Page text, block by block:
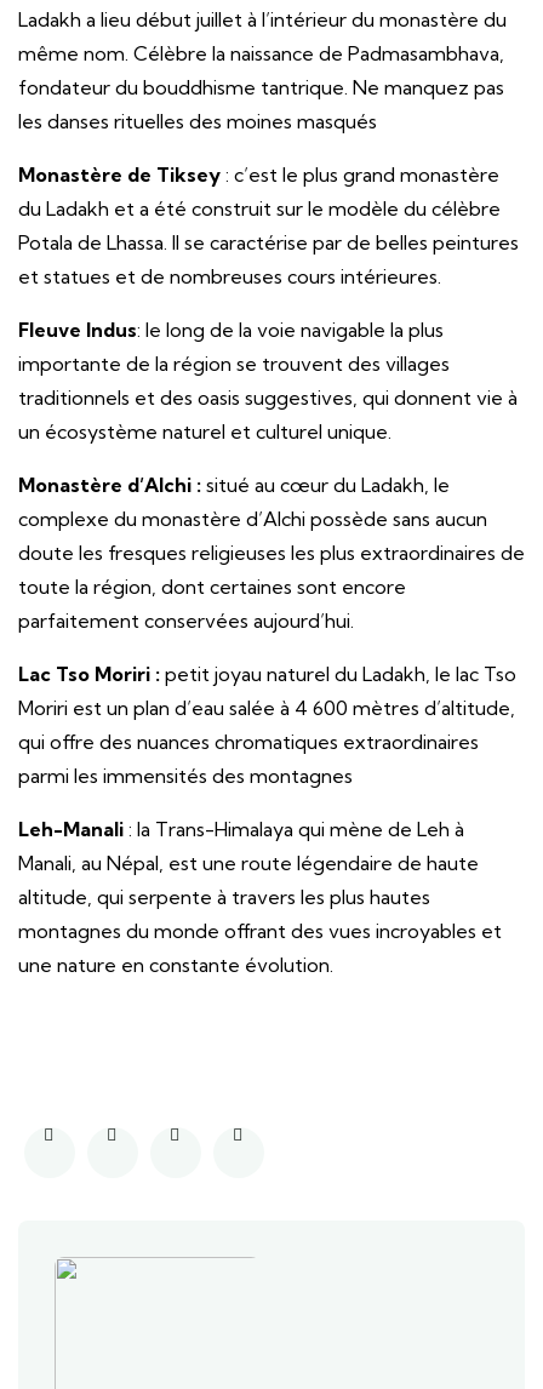
Ladakh a lieu début juillet à l’intérieur du monastère du
même nom. Célèbre la naissance de Padmasambhava,
fondateur du bouddhisme tantrique. Ne manquez pas
les danses rituelles des moines masqués
Monastère de Tiksey : c’est le plus grand monastère
du Ladakh et a été construit sur le modèle du célèbre
Potala de Lhassa. Il se caractérise par de belles peintures
et statues et de nombreuses cours intérieures.
Fleuve Indus: le long de la voie navigable la plus
importante de la région se trouvent des villages
traditionnels et des oasis suggestives, qui donnent vie à
un écosystème naturel et culturel unique.
Monastère d’Alchi : situé au cœur du Ladakh, le
complexe du monastère d’Alchi possède sans aucun
doute les fresques religieuses les plus extraordinaires de
toute la région, dont certaines sont encore
parfaitement conservées aujourd’hui.
Lac Tso Moriri : petit joyau naturel du Ladakh, le lac Tso
Moriri est un plan d’eau salée à 4 600 mètres d’altitude,
qui offre des nuances chromatiques extraordinaires
parmi les immensités des montagnes
Leh-Manali : la Trans-Himalaya qui mène de Leh à
Manali, au Népal, est une route légendaire de haute
altitude, qui serpente à travers les plus hautes
montagnes du monde offrant des vues incroyables et
une nature en constante évolution.